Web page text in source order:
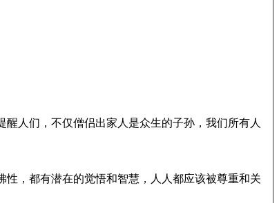
人们，不仅僧侣出家人是众生的子孙，我们所有人
，都有潜在的觉悟和智慧，人人都应该被尊重和关